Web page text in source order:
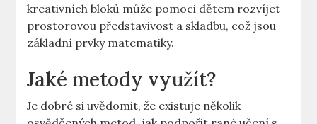
kreativních bloků může pomoci dětem rozvíjet
prostorovou představivost a skladbu, což jsou
základní prvky matematiky.
Jaké metody využít?
Je dobré si uvědomit, že existuje několik